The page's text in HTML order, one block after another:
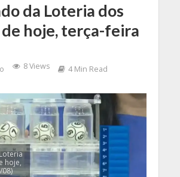
da Loteria dos
de hoje, terça-feira
8 Views 4 Min Read
hoje,